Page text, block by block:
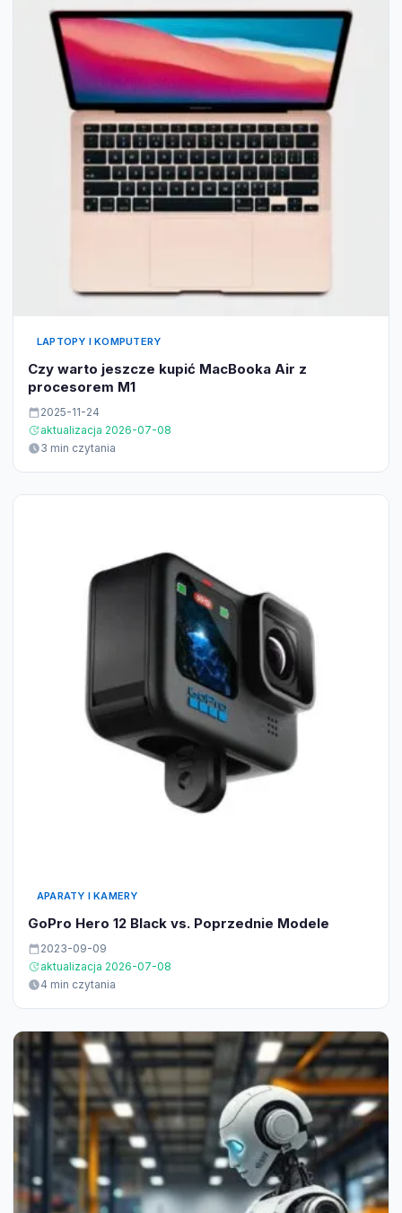
LAPTOPY I KOMPUTERY
Czy warto jeszcze kupić MacBooka Air z
procesorem M1
2025-11-24
aktualizacja 2026-07-08
3 min czytania
APARATY I KAMERY
GoPro Hero 12 Black vs. Poprzednie Modele
2023-09-09
aktualizacja 2026-07-08
4 min czytania